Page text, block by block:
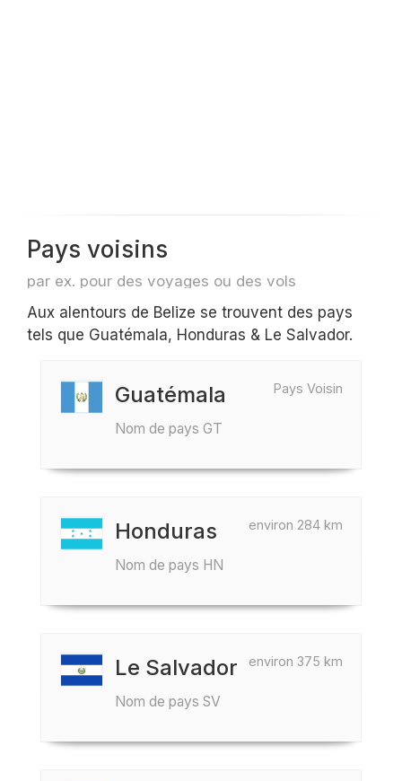
Pays voisins
par ex. pour des voyages ou des vols
Aux alentours de Belize se trouvent des pays
tels que Guatémala, Honduras & Le Salvador.
Pays Voisin
Guatémala
Nom de pays GT
environ 284 km
Honduras
Nom de pays HN
environ 375 km
Le Salvador
Nom de pays SV